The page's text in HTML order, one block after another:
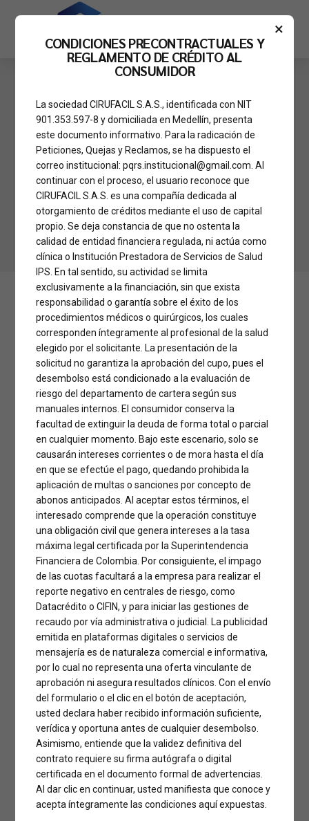
CIRUGÍA MAMARIA
FAMOSAS OPERADAS
NOTICIAS FARÁNDULA
Así se ve Sara Uribe
luego de su nueva
cirugía plástica
Ver esta publicación en Instagram
Una publicación compartida por Mapa de famosos (@mapadefamosos)
La bella presentadora tuvo que pasar por el quirófano, y de
urgencia. Así se ve Sara Uribe luego de su nueva cirugía
plástica.
Hace algunos días Sara anunció que debía someterse a una
×
CONDICIONES PRECONTRACTUALES Y
REGLAMENTO DE CRÉDITO AL
CONSUMIDOR
La sociedad CIRUFACIL S.A.S., identificada con NIT
901.353.597-8 y domiciliada en Medellín, presenta
este documento informativo. Para la radicación de
Peticiones, Quejas y Reclamos, se ha dispuesto el
correo institucional: pqrs.institucional@gmail.com. Al
continuar con el proceso, el usuario reconoce que
CIRUFACIL S.A.S. es una compañía dedicada al
otorgamiento de créditos mediante el uso de capital
propio. Se deja constancia de que no ostenta la
calidad de entidad financiera regulada, ni actúa como
clínica o Institución Prestadora de Servicios de Salud
IPS. En tal sentido, su actividad se limita
exclusivamente a la financiación, sin que exista
responsabilidad o garantía sobre el éxito de los
procedimientos médicos o quirúrgicos, los cuales
corresponden íntegramente al profesional de la salud
elegido por el solicitante. La presentación de la
solicitud no garantiza la aprobación del cupo, pues el
desembolso está condicionado a la evaluación de
riesgo del departamento de cartera según sus
manuales internos. El consumidor conserva la
facultad de extinguir la deuda de forma total o parcial
en cualquier momento. Bajo este escenario, solo se
causarán intereses corrientes o de mora hasta el día
en que se efectúe el pago, quedando prohibida la
aplicación de multas o sanciones por concepto de
abonos anticipados. Al aceptar estos términos, el
interesado comprende que la operación constituye
una obligación civil que genera intereses a la tasa
máxima legal certificada por la Superintendencia
Financiera de Colombia. Por consiguiente, el impago
de las cuotas facultará a la empresa para realizar el
reporte negativo en centrales de riesgo, como
Datacrédito o CIFIN, y para iniciar las gestiones de
recaudo por vía administrativa o judicial. La publicidad
emitida en plataformas digitales o servicios de
mensajería es de naturaleza comercial e informativa,
por lo cual no representa una oferta vinculante de
aprobación ni asegura resultados clínicos. Con el envío
del formulario o el clic en el botón de aceptación,
usted declara haber recibido información suficiente,
verídica y oportuna antes de cualquier desembolso.
Asimismo, entiende que la validez definitiva del
contrato requiere su firma autógrafa o digital
certificada en el documento formal de advertencias.
Al dar clic en continuar, usted manifiesta que conoce y
acepta íntegramente las condiciones aquí expuestas.